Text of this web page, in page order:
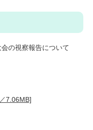
の視察報告について
7.06MB]